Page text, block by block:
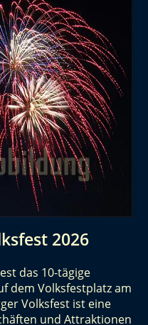
2026
das 10-tägige
dem Volksfestplatz am
Volksfest ist eine
und Attraktionen